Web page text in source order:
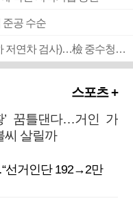
준공 수순
■ 검사 신분 버리고 직급하향(10년 이하 저연차 검사)…檢 중수청행 기피
스포츠 +
’ 꿈틀댄다…거인 가
씨 살릴까
선거인단 192→2만